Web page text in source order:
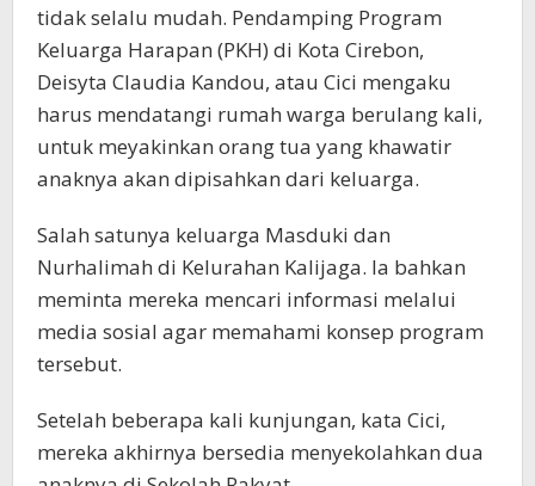
tidak selalu mudah. Pendamping Program
Keluarga Harapan (PKH) di Kota Cirebon,
Deisyta Claudia Kandou, atau Cici mengaku
harus mendatangi rumah warga berulang kali,
untuk meyakinkan orang tua yang khawatir
anaknya akan dipisahkan dari keluarga.
Salah satunya keluarga Masduki dan
Nurhalimah di Kelurahan Kalijaga. Ia bahkan
meminta mereka mencari informasi melalui
media sosial agar memahami konsep program
tersebut.
Setelah beberapa kali kunjungan, kata Cici,
mereka akhirnya bersedia menyekolahkan dua